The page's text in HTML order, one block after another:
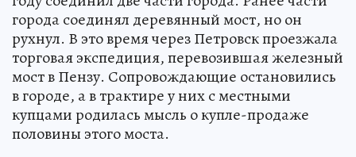
города соединял деревянный мост, но он
рухнул. В это время через Петровск проезжала
торговая экспедиция, перевозившая железный
мост в Пензу. Сопровождающие остановились
в городе, а в трактире у них с местными
купцами родилась мысль о купле-продаже
половины этого моста.